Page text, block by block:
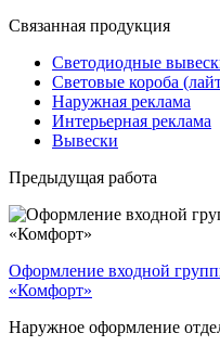
Связанная продукция
Светодиодные
Световые короба
Наружная реклама
Интерьерная реклама
Вывески
Предыдущая работа
Оформление входной
«Комфорт»
Наружное оформление